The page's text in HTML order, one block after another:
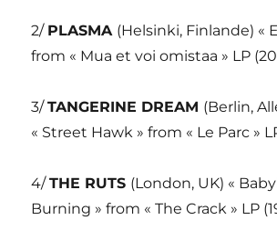
2/ PLASMA (Helsinki, Finlande) «
from « Mua et voi omistaa » LP
3/TANGERINE DREAM (Berlin,
« Street Hawk » from « Le Parc »
4/THE RUTS (London, UK) «
Burning » from « The Crack » LP